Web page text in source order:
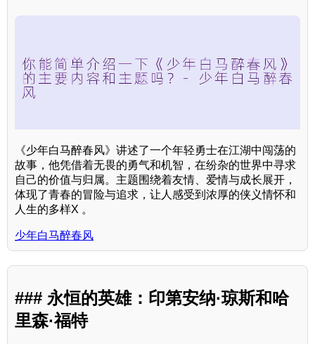
《少年白马醉春风》讲述了一个年轻勇士在江湖中闯荡的
故事，他凭借着无畏的勇气和机智，在纷杂的世界中寻求
自己的价值与归属。主题围绕着友情、爱情与成长展开，
体现了青春的冒险与追求，让人感受到浓厚的侠义情怀和
人生的多样X 。
少年白马醉春风
### 永恒的英雄：印第安纳·琼斯和哈
里森·福特